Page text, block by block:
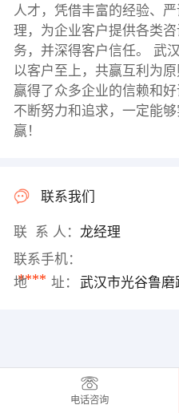
人才，凭借丰富的经验、
理，为企业客户提供各类
务，并深得客户信任。 武
以客户至上，共赢互利为
赢得了众多企业的信赖和
不断努力和追求，一定能
赢！
联系我们
联 系 人： 龙经理
联系手机：
****
地 址： 武汉市光谷鲁
电话咨询